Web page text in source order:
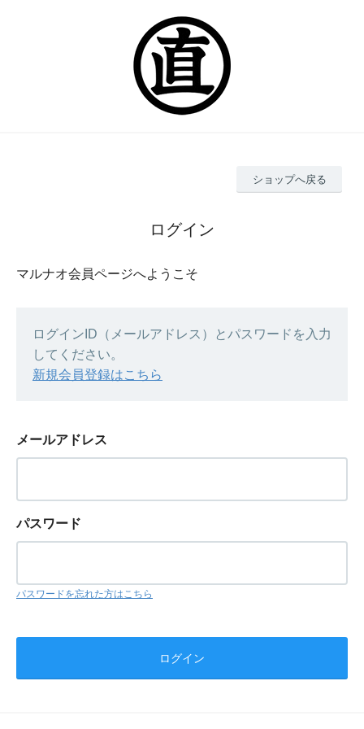
ショップへ戻る
ログイン
マルナオ会員ページへようこそ
ログインID（メールアドレス）とパスワードを入力
してください。
新規会員登録はこちら
メールアドレス
パスワード
パスワードを忘れた方はこちら